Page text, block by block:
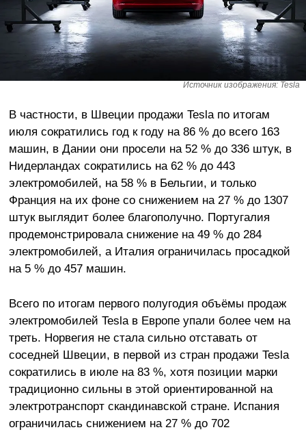
Источник изображения: Tesla
В частности, в Швеции продажи Tesla по итогам
июля сократились год к году на 86 % до всего 163
машин, в Дании они просели на 52 % до 336 штук, в
Нидерландах сократились на 62 % до 443
электромобилей, на 58 % в Бельгии, и только
Франция на их фоне со снижением на 27 % до 1307
штук выглядит более благополучно. Португалия
продемонстрировала снижение на 49 % до 284
электромобилей, а Италия ограничилась просадкой
на 5 % до 457 машин.
Всего по итогам первого полугодия объёмы продаж
электромобилей Tesla в Европе упали более чем на
треть. Норвегия не стала сильно отставать от
соседней Швеции, в первой из стран продажи Tesla
сократились в июле на 83 %, хотя позиции марки
традиционно сильны в этой ориентированной на
электротранспорт скандинавской стране. Испания
ограничилась снижением на 27 % до 702